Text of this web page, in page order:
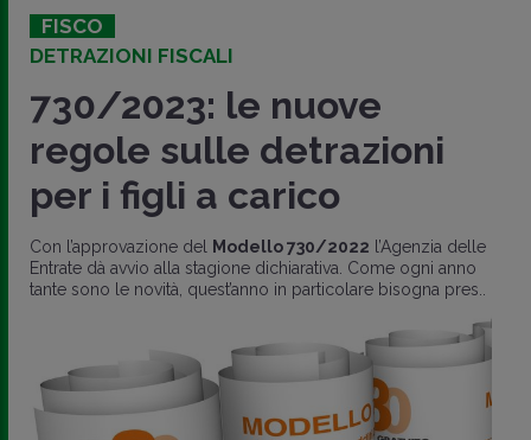
FISCO
DETRAZIONI FISCALI
730/2023: le nuove
regole sulle detrazioni
per i figli a carico
Con l’approvazione del Modello 730/2022 l’Agenzia delle
Entrate dà avvio alla stagione dichiarativa. Come ogni anno
tante sono le novità, quest’anno in particolare bisogna pres..